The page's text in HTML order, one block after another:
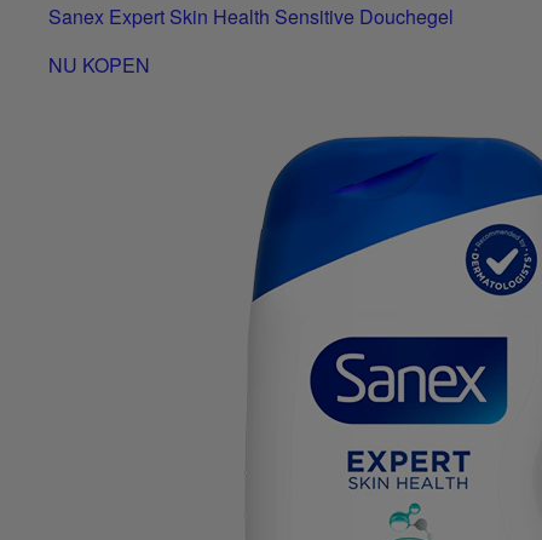
Sanex Expert Skin Health Sensitive Douchegel
NU KOPEN